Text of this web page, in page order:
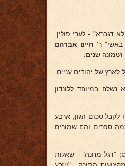
דגברא" - לערי פולין.
חיים אברהם
שנים.
לארץ של יהודים עניים.
במיוחד ללונדון
לקבל סכום הגון, ארבע
חלה ומת ביום כ"ד אב תרי"ד (1854) חיבר כמה ספרים והם שמורים
"דגל מחנה" - שאלות